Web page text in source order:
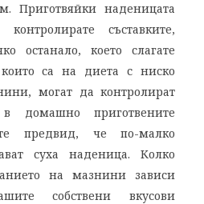
Приготвяйки наденицата
съставките,
останало, което слагате
са на диета с ниско
могат да контролират
домашно приготвените
предвид, че по-малко
суха наденица. Колко
на мазнини зависи
собствени вкусови